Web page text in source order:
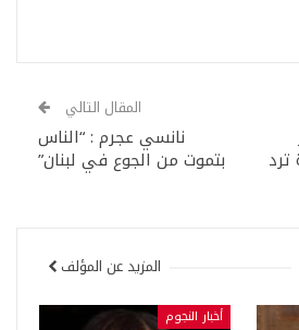
المقال التالي
نانسي عجرم : “الناس
بتموت من الجوع في لبنان”
المزيد عن المؤلف
أخبار النجوم